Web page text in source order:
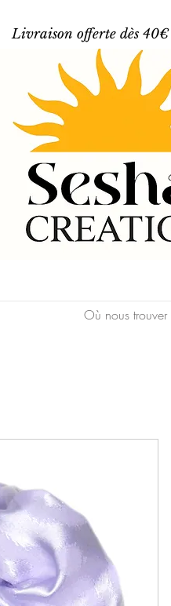
Livraison offerte dès
Où nous trouver